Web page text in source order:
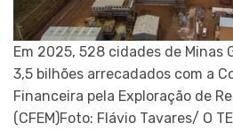
Em 2025, 528 cidades de Minas
3,5 bilhões arrecadados com a
Financeira pela Exploração de
(CFEM)Foto: Flávio Tavares/ O